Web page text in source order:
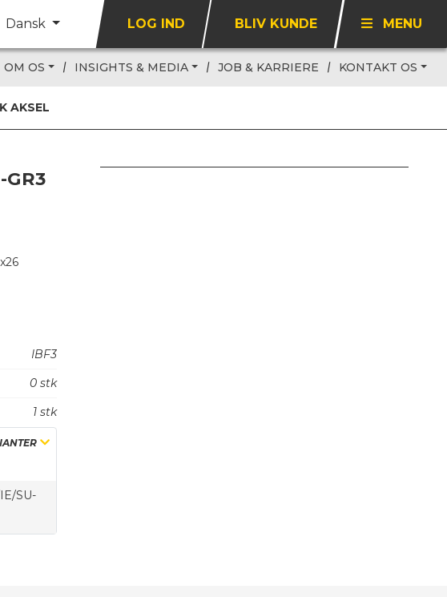
Dansk LOG IND BLIV KUNDE MENU
OM OS INSIGHTS & MEDIA JOB & KARRIERE KONTAKT OS
AKSEL
GR3
IBF3
0 stk
1 stk
SU-